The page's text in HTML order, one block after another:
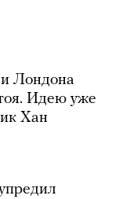
Лондона
Идею уже
Хан